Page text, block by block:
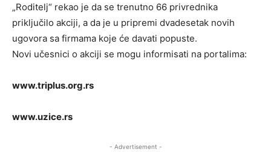
„Roditelj“ rekao je da se trenutno 66 privrednika
priključilo akciji, a da je u pripremi dvadesetak novih
ugovora sa firmama koje će davati popuste.
Novi učesnici o akciji se mogu informisati na portalima:
www.triplus.org.rs
www.uzice.rs
- Advertisement -